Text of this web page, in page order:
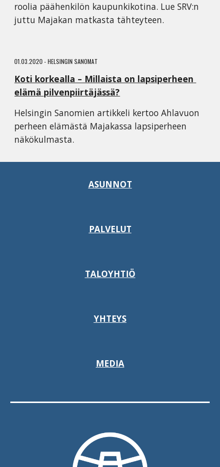
roolia päähenkilön kaupunkikotina. Lue SRV:n
juttu Majakan matkasta tähteyteen.
01.03.2020 - HELSINGIN SANOMAT
Koti korkealla – Millaista on lapsiperheen
elämä pilvenpiirtäjässä?
Helsingin Sanomien artikkeli kertoo Ahlavuon
perheen elämästä Majakassa lapsiperheen
näkökulmasta.
ASUNNOT
PALVELUT
TALOYHTIÖ
YHTEYS
MEDIA